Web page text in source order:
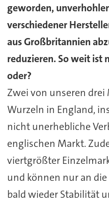
geworden,
verschiedener
aus Großbritannien
reduzieren. So weit ist
oder?
Zwei von unseren
Wurzeln in England,
nicht unerhebliche
englischen Markt.
viertgrößter
und können nur an
bald wieder Stabilität